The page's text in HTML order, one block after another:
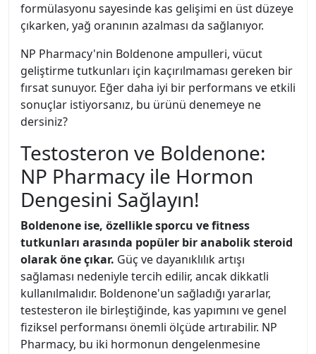
formülasyonu sayesinde kas gelişimi en üst düzeye
çıkarken, yağ oranının azalması da sağlanıyor.
NP Pharmacy'nin Boldenone ampulleri, vücut
geliştirme tutkunları için kaçırılmaması gereken bir
fırsat sunuyor. Eğer daha iyi bir performans ve etkili
sonuçlar istiyorsanız, bu ürünü denemeye ne
dersiniz?
Testosteron ve Boldenone:
NP Pharmacy ile Hormon
Dengesini Sağlayın!
Boldenone ise, özellikle sporcu ve fitness
tutkunları arasında popüler bir anabolik steroid
olarak öne çıkar. Güç ve dayanıklılık artışı
sağlaması nedeniyle tercih edilir, ancak dikkatli
kullanılmalıdır. Boldenone'un sağladığı yararlar,
testesteron ile birleştiğinde, kas yapımını ve genel
fiziksel performansı önemli ölçüde artırabilir. NP
Pharmacy, bu iki hormonun dengelenmesine